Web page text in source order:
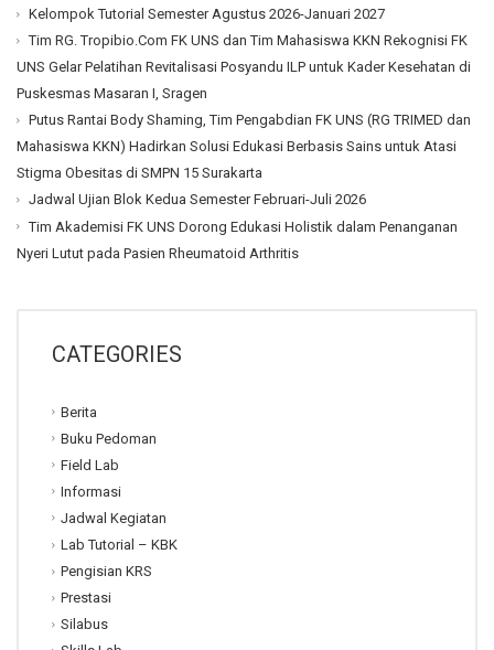
Kelompok Tutorial Semester Agustus 2026-Januari 2027
Tim RG. Tropibio.Com FK UNS dan Tim Mahasiswa KKN Rekognisi FK
UNS Gelar Pelatihan Revitalisasi Posyandu ILP untuk Kader Kesehatan di
Puskesmas Masaran I, Sragen
Putus Rantai Body Shaming, Tim Pengabdian FK UNS (RG TRIMED dan
Mahasiswa KKN) Hadirkan Solusi Edukasi Berbasis Sains untuk Atasi
Stigma Obesitas di SMPN 15 Surakarta
Jadwal Ujian Blok Kedua Semester Februari-Juli 2026
Tim Akademisi FK UNS Dorong Edukasi Holistik dalam Penanganan
Nyeri Lutut pada Pasien Rheumatoid Arthritis
CATEGORIES
Berita
Buku Pedoman
Field Lab
Informasi
Jadwal Kegiatan
Lab Tutorial – KBK
Pengisian KRS
Prestasi
Silabus